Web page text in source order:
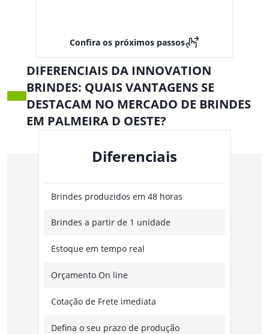
Confira os próximos passos
DIFERENCIAIS DA INNOVATION
BRINDES: QUAIS VANTAGENS SE
DESTACAM NO MERCADO DE BRINDES
EM PALMEIRA D OESTE?
Diferenciais
Brindes produzidos em 48 horas
Brindes a partir de 1 unidade
Estoque em tempo real
Orçamento On line
Cotação de Frete imediata
Defina o seu prazo de produção